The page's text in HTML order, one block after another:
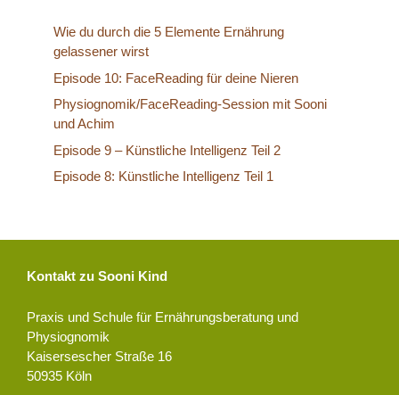
Wie du durch die 5 Elemente Ernährung
gelassener wirst
Episode 10: FaceReading für deine Nieren
Physiognomik/FaceReading-Session mit Sooni
und Achim
Episode 9 – Künstliche Intelligenz Teil 2
Episode 8: Künstliche Intelligenz Teil 1
Kontakt zu Sooni Kind
Praxis und Schule für Ernährungsberatung und
Physiognomik
Kaisersescher Straße 16
50935 Köln